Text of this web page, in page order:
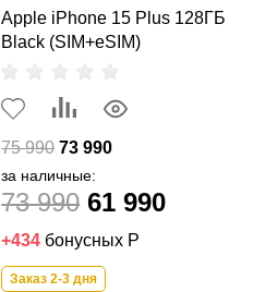
Apple iPhone 15 Plus 128ГБ
Black (SIM+eSIM)
75 990 73 990
за наличные:
73 990 61 990
+434 бонусных Р
Заказ 2-3 дня